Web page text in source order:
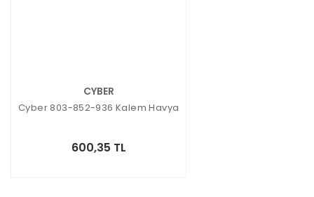
CYBER
Cyber 803-852-936 Kalem Havya
600,35 TL